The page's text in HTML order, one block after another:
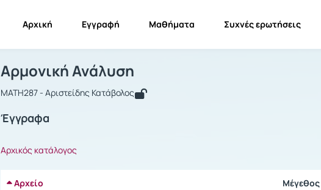
Αρχική Εγγραφή Μαθήματα Συχνές ερωτήσεις
Μάθημα : Αρμονική Ανάλυση
Αρμονική Ανάλυση
MATH287 - Αριστείδης Κατάβολος
Έγγραφα
Αρχικός κατάλογος
Αρχείο Μέγεθος